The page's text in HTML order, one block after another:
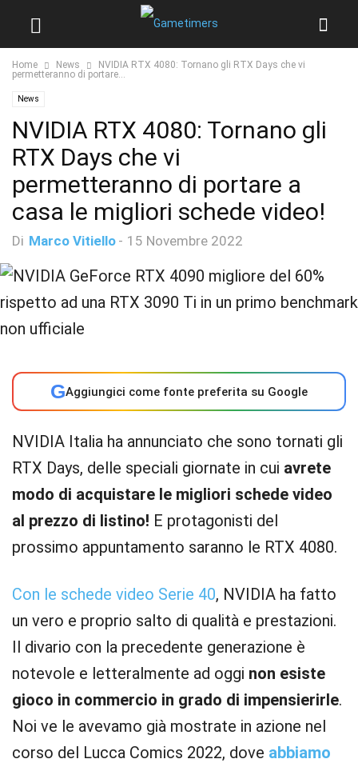
Home News
NVIDIA RTX 4080: Tornano gli RTX Days che vi
permetteranno di portare...
News
NVIDIA RTX 4080: Tornano gli
RTX Days che vi
permetteranno di portare a
casa le migliori schede video!
Di Marco Vitiello - 15 Novembre 2022
GAggiungici come fonte preferita su Google
NVIDIA Italia ha annunciato che sono tornati gli
RTX Days, delle speciali giornate in cui avrete
modo di acquistare le migliori schede video
al prezzo di listino! E protagonisti del
prossimo appuntamento saranno le RTX 4080.
Con le schede video Serie 40, NVIDIA ha fatto
un vero e proprio salto di qualità e prestazioni.
Il divario con la precedente generazione è
notevole e letteralmente ad oggi non esiste
gioco in commercio in grado di impensierirle.
Noi ve le avevamo già mostrate in azione nel
corso del Lucca Comics 2022, dove abbiamo